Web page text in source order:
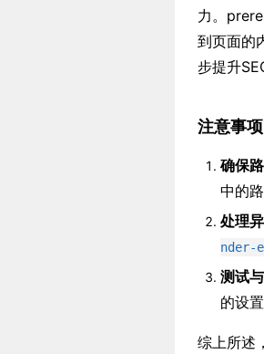
力。
到页面的
步提升
注意事项
确保
中的
处理
nder-
测试
的设
综上所述